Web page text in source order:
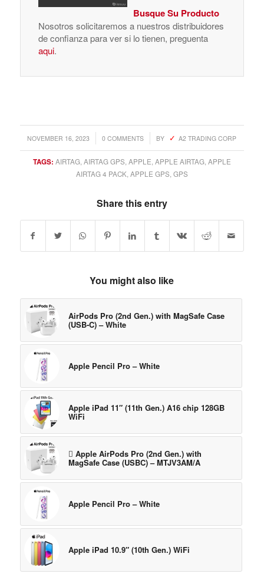
Busque Su Producto
Nosotros solicitaremos a nuestros distribuidores
de confianza para ver si lo tienen, preguenta
aqui.
NOVEMBER 16, 2023
/ 0 COMMENTS
/ BY A2 TRADING CORP
TAGS: AIRTAG, AIRTAG GPS APPLE APPLE AIRTAG, APPLE
AIRTAG 4 PACK, APPLE GPS GPS
Share this entry
You might also like
AirPods Pro (2nd Gen.) with MagSafe Case
(USB‑C) – White
Apple Pencil Pro – White
Apple iPad 11″ (11th Gen.) A16 chip 128GB
WiFi
 Apple AirPods Pro (2nd Gen.) with
MagSafe Case (USBC) – MTJV3AM/A
Apple Pencil Pro – White
Apple iPad 10.9″ (10th Gen.) WiFi